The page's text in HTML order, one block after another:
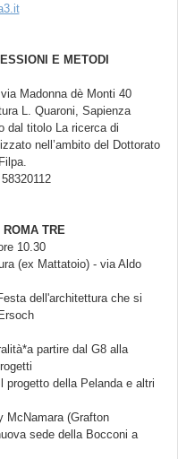
E METODI
Madonna dè Monti 40
L. Quaroni, Sapienza
dal titolo La ricerca di
nell’ambito del Dottorato
TRE
10.30
(ex Mattatoio) - via Aldo
dell'architettura che si
partire dal G8 alla
della Pelanda e altri
McNamara (Grafton
sede della Bocconi a